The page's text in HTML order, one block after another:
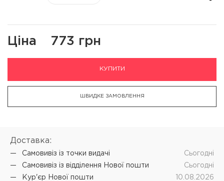
Ціна 773 грн
КУПИТИ
ШВИДКЕ ЗАМОВЛЕННЯ
Доставка:
Самовивіз iз точки видачі
Cьогодні
Самовивіз iз відділення Нової пошти
Cьогодні
Кур'єр Нової пошти
10.08.2026